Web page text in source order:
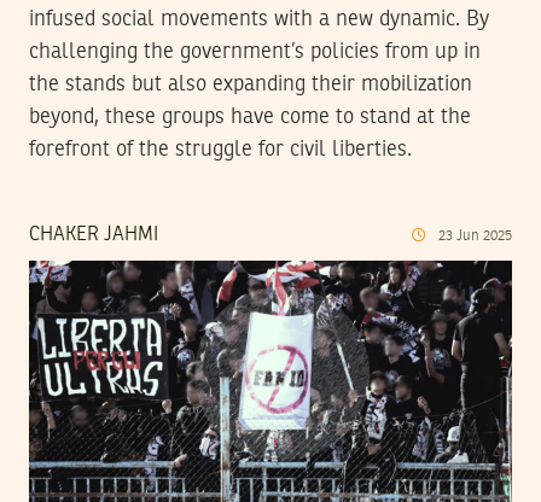
infused social movements with a new dynamic. By
challenging the government’s policies from up in
the stands but also expanding their mobilization
beyond, these groups have come to stand at the
forefront of the struggle for civil liberties.
CHAKER JAHMI 23 Jun 2025